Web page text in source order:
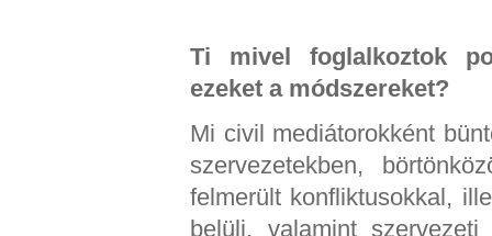
Ti mivel foglalkoztok
ezeket a módszereket?
Mi civil mediátorokként
szervezetekben,
felmerült konfliktusokkal,
belüli, valamint